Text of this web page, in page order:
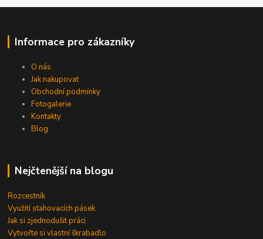
Informace pro zákazníky
O nás
Jak nakupovat
Obchodní podmínky
Fotogalerie
Kontakty
Blog
Nejčtenější na blogu
Rozcestník
Využití stahovacích pásek
Jak si zjednodušit práci
Vytvořte si vlastní škrabadlo